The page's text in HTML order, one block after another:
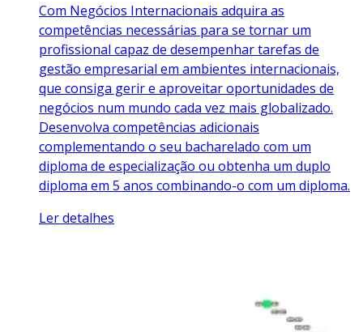
Com Negócios Internacionais adquira as
competências necessárias para se tornar um
profissional capaz de desempenhar tarefas de
gestão empresarial em ambientes internacionais,
que consiga gerir e aproveitar oportunidades de
negócios num mundo cada vez mais globalizado.
Desenvolva competências adicionais
complementando o seu bacharelado com um
diploma de especialização ou obtenha um duplo
diploma em 5 anos combinando-o com um diploma.
Ler detalhes